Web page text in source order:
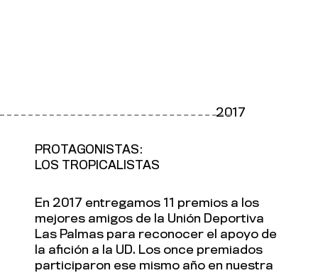
En 2017 entregamos 11 premios a los
mejores amigos de la Unión Deportiva
Las Palmas para reconocer el apoyo de
la afición a la UD. Los once premiados
participaron ese mismo año en nuestra
PROTAGONISTAS:
LOS TROPICALISTAS
2017